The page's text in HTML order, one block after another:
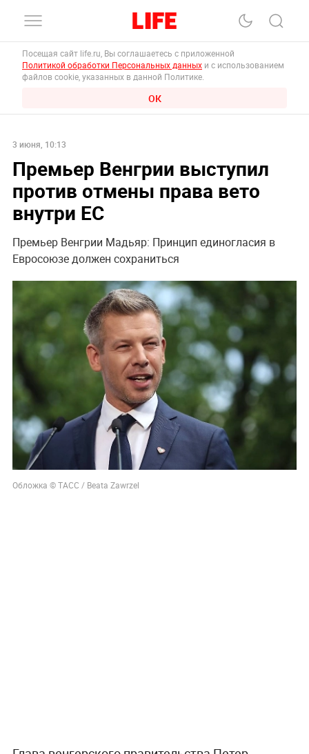
Посещая сайт life.ru, Вы соглашаетесь с приложенной
Политикой обработки Персональных данных и с использованием
файлов cookie, указанных в данной Политике.
ОК
3 июня, 10:13
Премьер Венгрии выступил
против отмены права вето
внутри ЕС
Премьер Венгрии Мадьяр: Принцип единогласия в
Евросоюзе должен сохраниться
Обложка © ТАСС / Beata Zawrzel